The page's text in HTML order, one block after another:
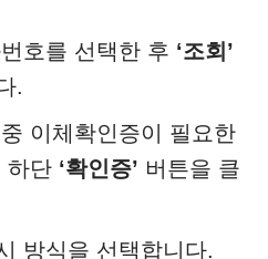
호를 선택한 후 ‘조회’
.
이체확인증이 필요한
하단 ‘확인증’ 버튼을 클
방식을 선택합니다.